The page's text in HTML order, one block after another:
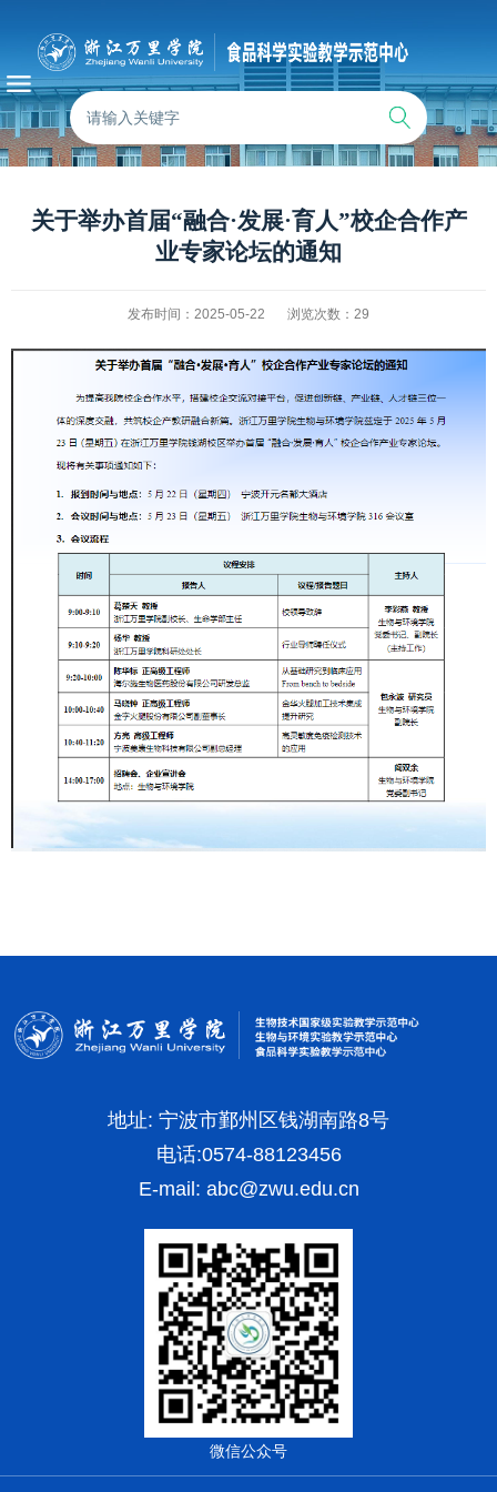
关于举办首届“融合·发展·育人”校企合作产
业专家论坛的通知
发布时间：2025-05-22 浏览次数： 29
地址: 宁波市鄞州区钱湖南路8号
电话:0574-88123456
E-mail: abc@zwu.edu.cn
微信公众号